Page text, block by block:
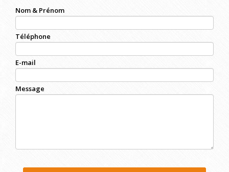
Nom & Prénom
Téléphone
E-mail
Message